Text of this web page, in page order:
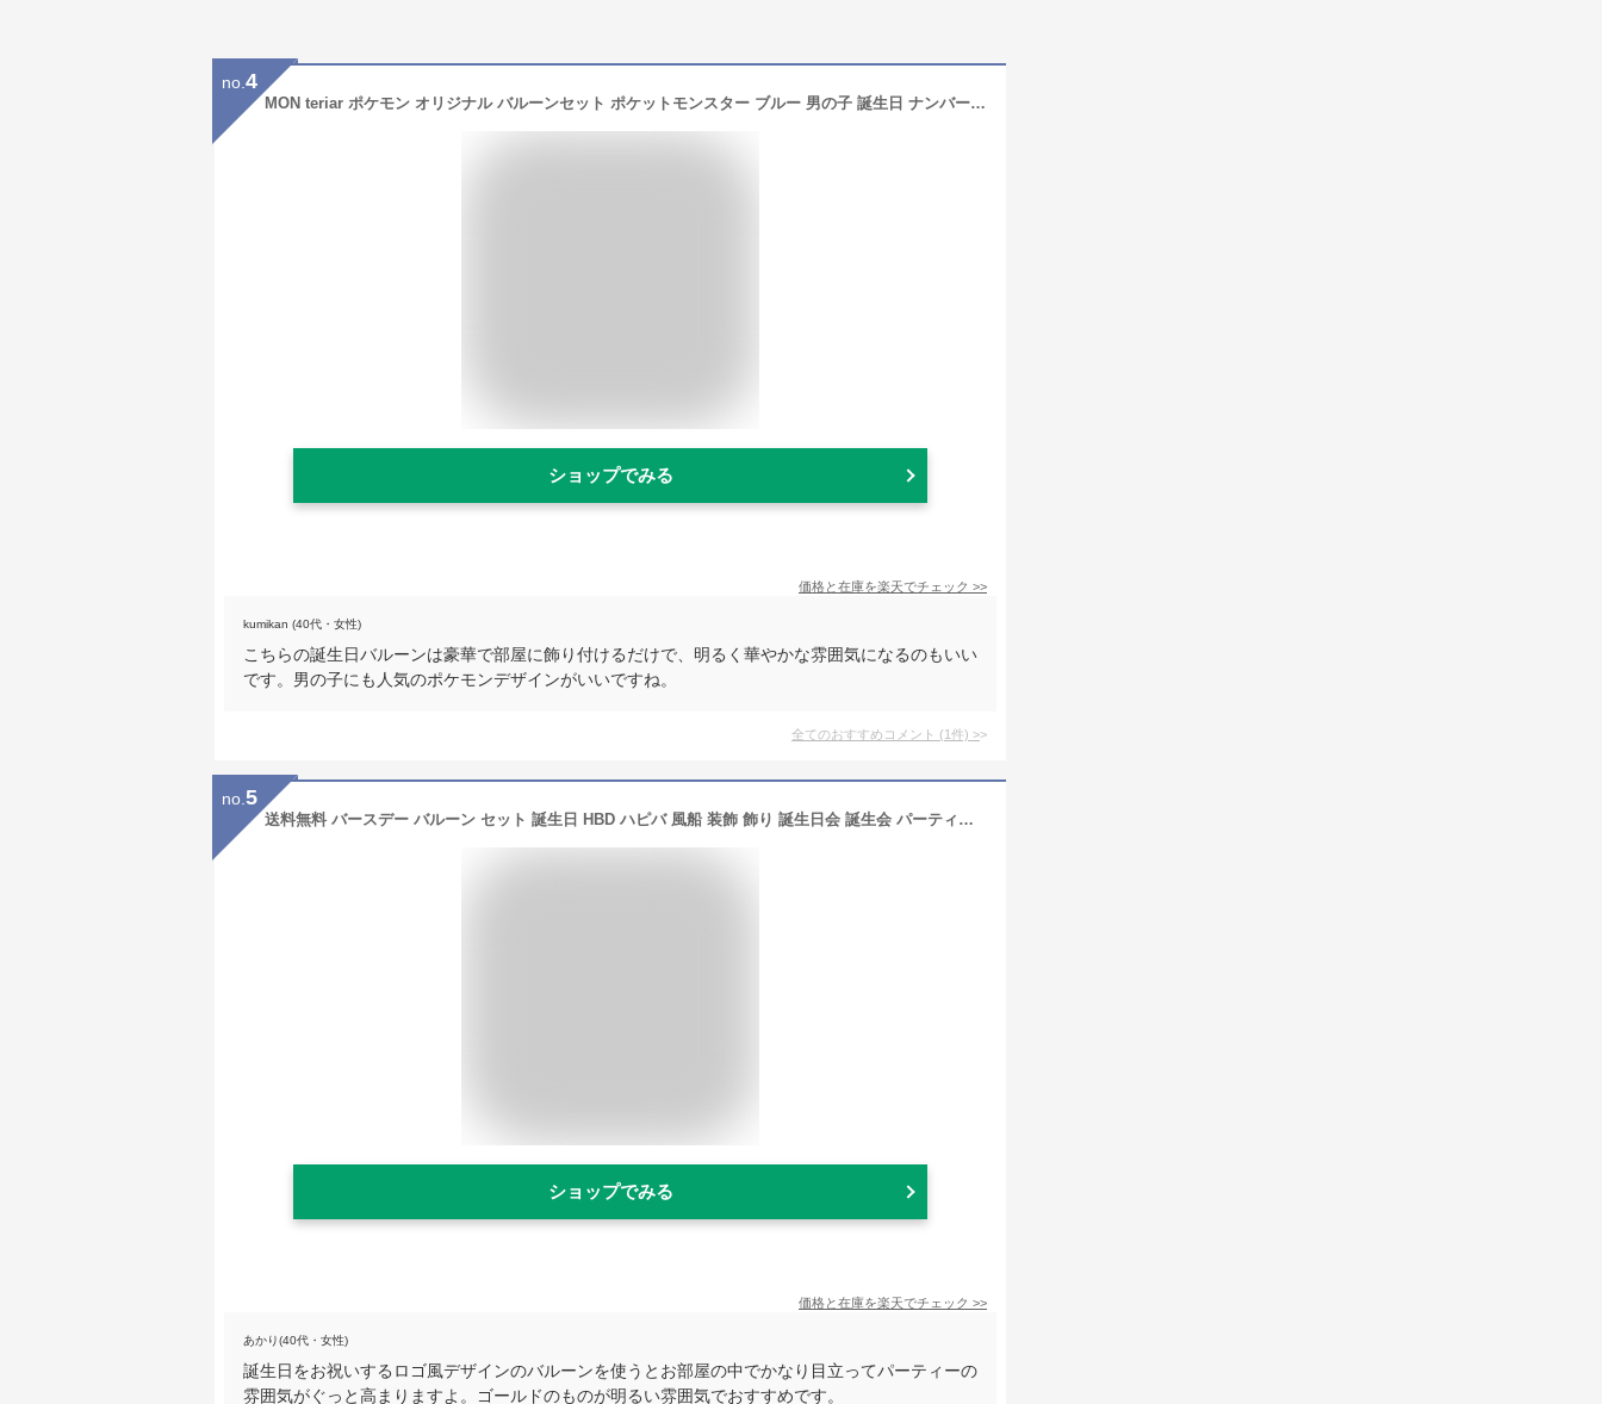
no. 4
MON teriar ポケモン オリジナル バルーンセット ポケットモンスター ブルー 男の子 誕生日 ナンバーバルーン 数字 年齢 風船 男子 女子 女の子 誕生日飾り バースデー サトシ ピカチュウ メザスタ バトル プレゼント サプライズ 9歳 8歳 7歳 6歳 5歳 4歳 3歳 2歳 1歳
ショップでみる
価格と在庫を楽天でチェック >>
kumikan (40代・女性)
こちらの誕生日バルーンは豪華で部屋に飾り付けるだけで、明るく華やかな雰囲気になるのもいい
です。男の子にも人気のポケモンデザインがいいですね。
全てのおすすめコメント (1件) >
no. 5
送料無料 バースデー バルーン セット 誕生日 HBD ハピバ 風船 装飾 飾り 誕生日会 誕生会 パーティー イベント 飾り付け お祝い シンプル 風船セット イエローゴールド 黄色 金色 ブラック 黒色 シルバー 銀色 種類色々 華やか 子ども 大人 メール便 直送w
ショップでみる
価格と在庫を楽天でチェック >>
あかり(40代・女性)
誕生日をお祝いするロゴ風デザインのバルーンを使うとお部屋の中でかなり目立ってパーティーの
雰囲気がぐっと高まりますよ。ゴールドのものが明るい雰囲気でおすすめです。